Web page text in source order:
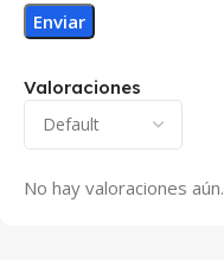
Valoraciones
No hay valoraciones aún.